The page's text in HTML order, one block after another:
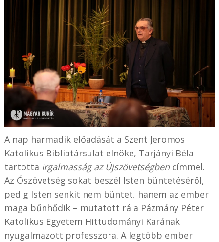
A nap harmadik előadását a Szent Jeromos
Katolikus Bibliatársulat elnöke, Tarjányi Béla
tartotta Irgalmasság az Újszövetségbencímmel.
Az Ószövetség sokat beszél Isten büntetéséről,
pedig Isten senkit nem büntet, hanem az ember
maga bűnhődik – mutatott rá a Pázmány Péter
Katolikus Egyetem Hittudományi Karának
nyugalmazott professzora. A legtöbb ember